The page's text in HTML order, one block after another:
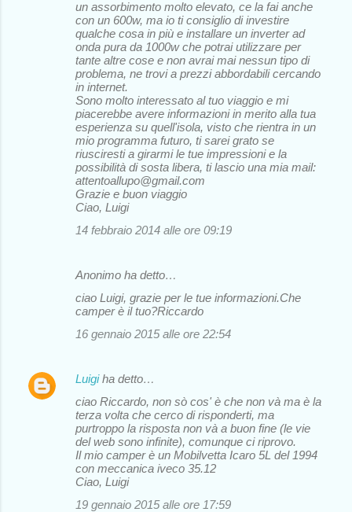
un assorbimento molto elevato, ce la fai anche
con un 600w, ma io ti consiglio di investire
qualche cosa in più e installare un inverter ad
onda pura da 1000w che potrai utilizzare per
tante altre cose e non avrai mai nessun tipo di
problema, ne trovi a prezzi abbordabili cercando
in internet.
Sono molto interessato al tuo viaggio e mi
piacerebbe avere informazioni in merito alla tua
esperienza su quell'isola, visto che rientra in un
mio programma futuro, ti sarei grato se
riusciresti a girarmi le tue impressioni e la
possibilità di sosta libera, ti lascio una mia mail:
attentoallupo@gmail.com
Grazie e buon viaggio
Ciao, Luigi
14 febbraio 2014 alle ore 09:19
Anonimo ha detto…
ciao Luigi, grazie per le tue informazioni.Che
camper è il tuo?Riccardo
16 gennaio 2015 alle ore 22:54
Luigiha detto…
ciao Riccardo, non sò cos' è che non và ma è la
terza volta che cerco di risponderti, ma
purtroppo la risposta non và a buon fine (le vie
del web sono infinite), comunque ci riprovo.
Il mio camper è un Mobilvetta Icaro 5L del 1994
con meccanica iveco 35.12
Ciao, Luigi
19 gennaio 2015 alle ore 17:59